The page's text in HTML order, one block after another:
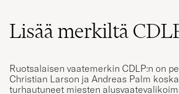
Lisää merkiltä
Ruotsalaisen vaatemerkin CDLP:n on
Christian Larson ja Andreas Palm
turhautuneet miesten